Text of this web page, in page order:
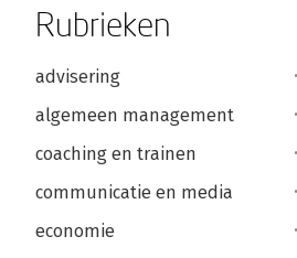
Rubrieken
advisering
algemeen management
coaching en trainen
communicatie en media
economie